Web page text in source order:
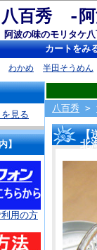
八百秀
波の味のモリタケ八
カートをみ
わかめ 半田そうめん
見る
】
用の方
八百秀 >
【
北